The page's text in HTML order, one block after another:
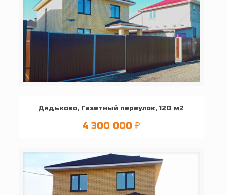
Дядьково, Газетный переулок, 120 м2
4 300 000₽